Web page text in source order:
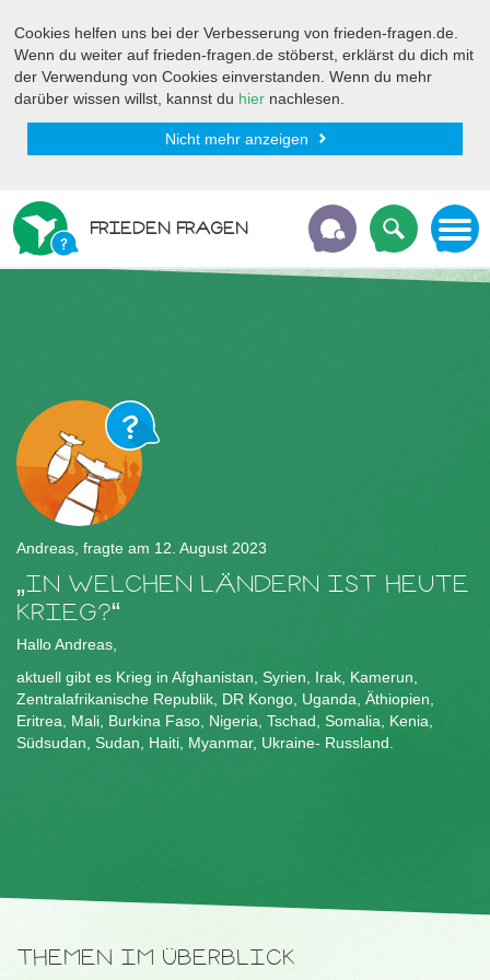
Cookies helfen uns bei der Verbesserung von frieden-fragen.de.
Wenn du weiter auf frieden-fragen.de stöberst, erklärst du dich mit
der Verwendung von Cookies einverstanden. Wenn du mehr
darüber wissen willst, kannst du hier nachlesen.
Nicht mehr anzeigen
FRIEDEN FRAGEN
Andreas, fragte am 12. August 2023
IN WELCHEN LÄNDERN IST HEUTE
KRIEG?
Hallo Andreas,
aktuell gibt es Krieg in Afghanistan, Syrien, Irak, Kamerun,
Zentralafrikanische Republik, DR Kongo, Uganda, Äthiopien,
Eritrea, Mali, Burkina Faso, Nigeria, Tschad, Somalia, Kenia,
Südsudan, Sudan, Haiti, Myanmar, Ukraine- Russland.
THEMEN IM ÜBERBLICK